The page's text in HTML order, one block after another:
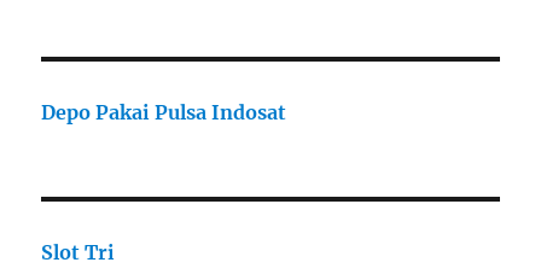
Depo Pakai Pulsa Indosat
Slot Tri